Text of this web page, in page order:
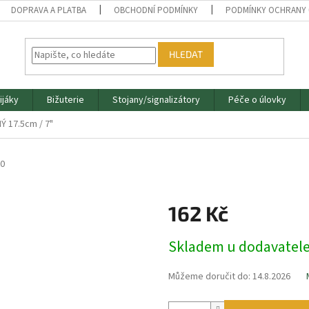
DOPRAVA A PLATBA OBCHODNÍ PODMÍNKY PODMÍNKY OCHRANY
HLEDAT
Bižuterie Stojany/signalizátory Péče o úlovky
17.5cm / 7"
162 Kč
cena:
Skladem u dodavatele
Můžeme doručit do: 14.8.2026